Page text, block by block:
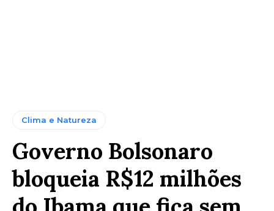
Clima e Natureza
Governo Bolsonaro
bloqueia R$12 milhões